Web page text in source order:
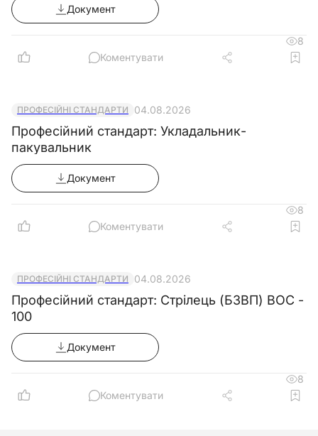
Документ
8
Коментувати
ПРОФЕСІЙНІ СТАНДАРТИ 04.08.2026
Професійний стандарт: Укладальник-
пакувальник
Документ
8
Коментувати
ПРОФЕСІЙНІ СТАНДАРТИ 04.08.2026
Професійний стандарт: Стрілець (БЗВП) ВОС -
100
Документ
8
Коментувати